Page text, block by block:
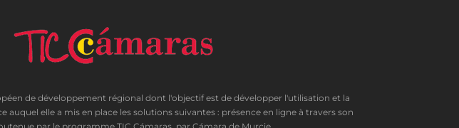
de développement régional dont l'objectif est de développer l'utilisation et la
elle a mis en place les solutions suivantes : présence en ligne à travers son